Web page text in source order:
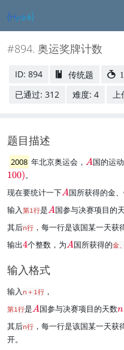
#894. 奥运奖牌计数
ID: 894 传统题
已通过: 312
难度: 4
题目描述
2008 年北京奥运会， \
d
{
A
}
A国的运
100)。
现在要统计一下\
e
d
{
A
A国所获得的金
输入第1行是\
e
d
{
}
A国参与决赛项目的
其后n行 ，每一行是该国某一天获
输出\
e
d
4
}
4个整数，为\
}
A国所获得的金
输入格式
输入 n＋1行 ，
第1行是\
e
A国参与决赛项目的天数\
e
n
其后n行 ，每一行是该国某一天
开。